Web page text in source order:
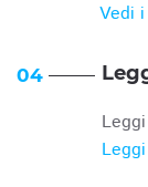
Vedi
04